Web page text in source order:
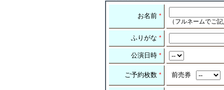
お名前 *
（フルネームでご
ふりがな *
公演日時 *
ご予約枚数 * 前売券